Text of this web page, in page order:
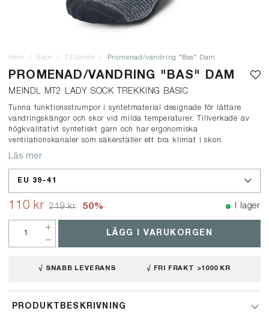
Hem Skor Tillbehör Promenad/vandring "Bas" Dam
PROMENAD/VANDRING "BAS" DAM
MEINDL MT2 LADY SOCK TREKKING BASIC
Tunna funktionsstrumpor i syntetmaterial designade för lättare
vandringskängor och skor vid milda temperaturer. Tillverkade av
högkvalitativt syntetiskt garn och har ergonomiska
ventilationskanaler som säkerställer ett bra klimat i skon.
Läs mer
EU 39-41
110 kr 219 kr 50% I lager
LÄGG I VARUKORGEN
√ SNABB LEVERANS √ FRI FRAKT >1000 KR
PRODUKTBESKRIVNING